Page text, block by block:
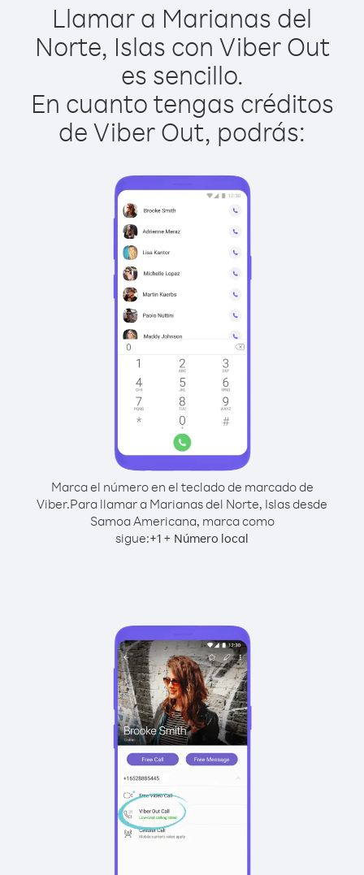
Llamar a Marianas del
Norte, Islas con Viber Out
es sencillo.
En cuanto tengas créditos
de Viber Out, podrás:
Marca el número en el teclado de marcado de
Viber.Para llamar a Marianas del Norte, Islas desde
Samoa Americana, marca como
sigue:+1 + Número local